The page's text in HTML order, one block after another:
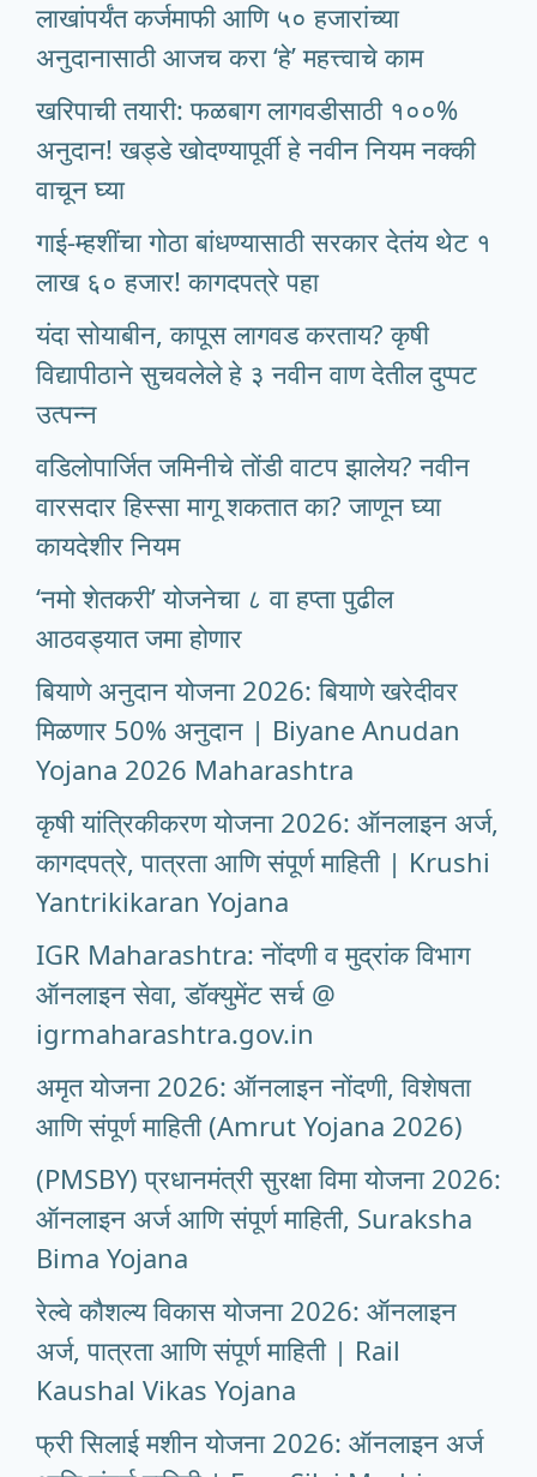
लाखांपर्यंत कर्जमाफी आणि ५० हजारांच्या
अनुदानासाठी आजच करा ‘हे’ महत्त्वाचे काम
खरिपाची तयारी: फळबाग लागवडीसाठी १००%
अनुदान! खड्डे खोदण्यापूर्वी हे नवीन नियम नक्की
वाचून घ्या
गाई-म्हशींचा गोठा बांधण्यासाठी सरकार देतंय थेट १
लाख ६० हजार! कागदपत्रे पहा
यंदा सोयाबीन, कापूस लागवड करताय? कृषी
विद्यापीठाने सुचवलेले हे ३ नवीन वाण देतील दुप्पट
उत्पन्न
वडिलोपार्जित जमिनीचे तोंडी वाटप झालेय? नवीन
वारसदार हिस्सा मागू शकतात का? जाणून घ्या
कायदेशीर नियम
‘नमो शेतकरी’ योजनेचा ८ वा हप्ता पुढील
आठवड्यात जमा होणार
बियाणे अनुदान योजना 2026: बियाणे खरेदीवर
मिळणार 50% अनुदान | Biyane Anudan
Yojana 2026 Maharashtra
कृषी यांत्रिकीकरण योजना 2026: ऑनलाइन अर्ज,
कागदपत्रे, पात्रता आणि संपूर्ण माहिती | Krushi
Yantrikikaran Yojana
IGR Maharashtra: नोंदणी व मुद्रांक विभाग
ऑनलाइन सेवा, डॉक्युमेंट सर्च @
igrmaharashtra.gov.in
अमृत योजना 2026: ऑनलाइन नोंदणी, विशेषता
आणि संपूर्ण माहिती (Amrut Yojana 2026)
(PMSBY) प्रधानमंत्री सुरक्षा विमा योजना 2026:
ऑनलाइन अर्ज आणि संपूर्ण माहिती, Suraksha
Bima Yojana
रेल्वे कौशल्य विकास योजना 2026: ऑनलाइन
अर्ज, पात्रता आणि संपूर्ण माहिती | Rail
Kaushal Vikas Yojana
फ्री सिलाई मशीन योजना 2026: ऑनलाइन अर्ज